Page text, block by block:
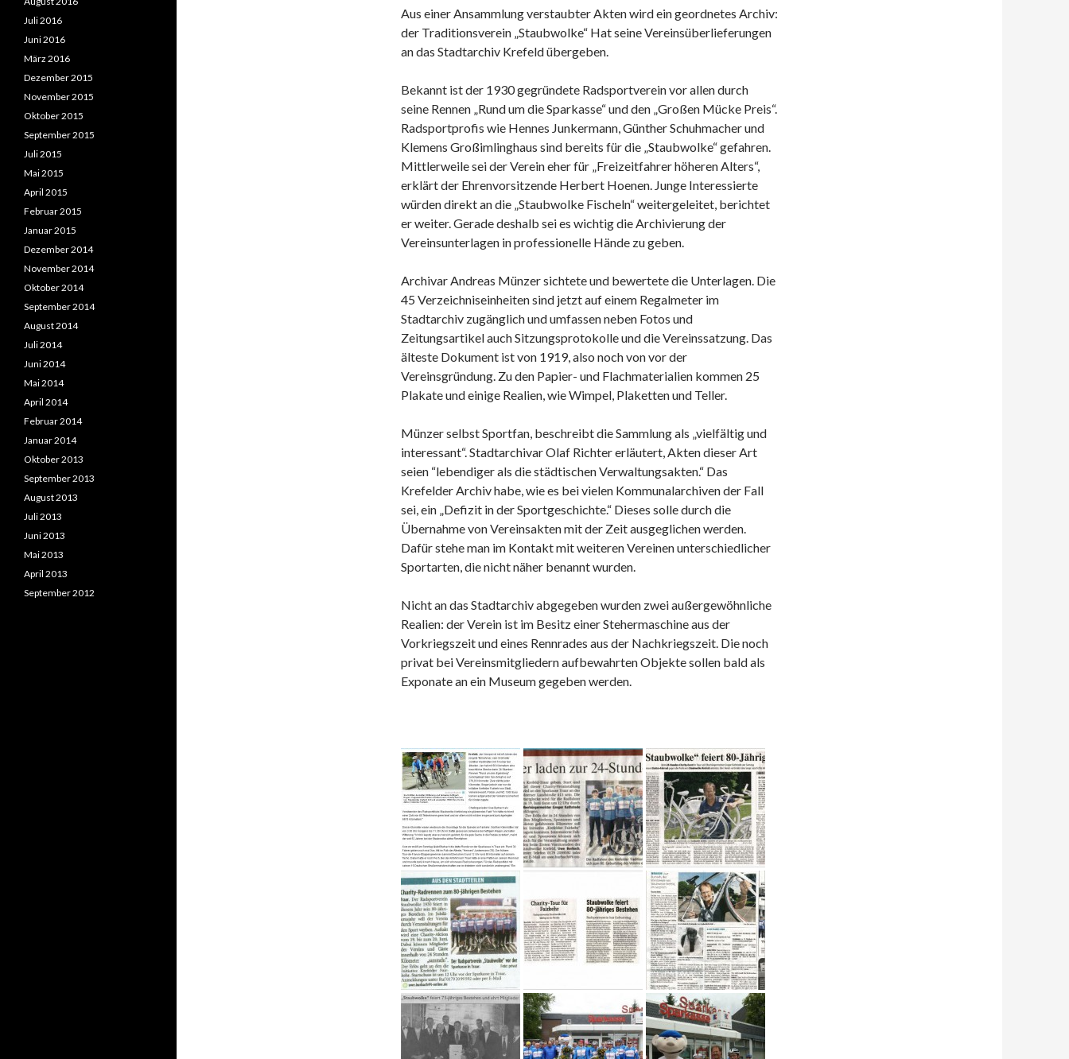
Aus einer Ansammlung verstaubter Akten wird ein geordnetes Archiv:
der Traditionsverein „Staubwolke“ Hat seine Vereinsüberlieferungen
an das Stadtarchiv Krefeld übergeben.
Bekannt ist der 1930 gegründete Radsportverein vor allen durch
seine Rennen „Rund um die Sparkasse“ und den „Großen Mücke Preis“.
Radsportprofis wie Hennes Junkermann, Günther Schuhmacher und
Klemens Großimlinghaus sind bereits für die „Staubwolke“ gefahren.
Mittlerweile sei der Verein eher für „Freizeitfahrer höheren Alters“,
erklärt der Ehrenvorsitzende Herbert Hoenen. Junge Interessierte
würden direkt an die „Staubwolke Fischeln“ weitergeleitet, berichtet
er weiter. Gerade deshalb sei es wichtig die Archivierung der
Vereinsunterlagen in professionelle Hände zu geben.
Archivar Andreas Münzer sichtete und bewertete die Unterlagen. Die
45 Verzeichniseinheiten sind jetzt auf einem Regalmeter im
Stadtarchiv zugänglich und umfassen neben Fotos und
Zeitungsartikel auch Sitzungsprotokolle und die Vereinssatzung. Das
älteste Dokument ist von 1919, also noch von vor der
Vereinsgründung. Zu den Papier- und Flachmaterialien kommen 25
Plakate und einige Realien, wie Wimpel, Plaketten und Teller.
Münzer selbst Sportfan, beschreibt die Sammlung als „vielfältig und
interessant“. Stadtarchivar Olaf Richter erläutert, Akten dieser Art
seien “lebendiger als die städtischen Verwaltungsakten.“ Das
Krefelder Archiv habe, wie es bei vielen Kommunalarchiven der Fall
sei, ein „Defizit in der Sportgeschichte.“ Dieses solle durch die
Übernahme von Vereinsakten mit der Zeit ausgeglichen werden.
Dafür stehe man im Kontakt mit weiteren Vereinen unterschiedlicher
Sportarten, die nicht näher benannt wurden.
Nicht an das Stadtarchiv abgegeben wurden zwei außergewöhnliche
Realien: der Verein ist im Besitz einer Stehermaschine aus der
Vorkriegszeit und eines Rennrades aus der Nachkriegszeit. Die noch
privat bei Vereinsmitgliedern aufbewahrten Objekte sollen bald als
Exponate an ein Museum gegeben werden.
Juli 2016
Juni 2016
März 2016
Dezember 2015
November 2015
Oktober 2015
September 2015
Juli 2015
Mai 2015
April 2015
Februar 2015
Januar 2015
Dezember 2014
November 2014
Oktober 2014
September 2014
August 2014
Juli 2014
Juni 2014
Mai 2014
April 2014
Februar 2014
Januar 2014
Oktober 2013
September 2013
August 2013
Juli 2013
Juni 2013
Mai 2013
April 2013
September 2012